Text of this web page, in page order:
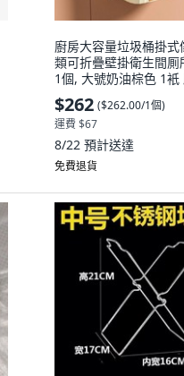
廚房大容量垃圾桶掛式
類可折疊壁掛衛生間厠
1個, 大號奶油棕色 1衹 壓圈卡袋
,2025新陞級翻蓋卡槽+
盒
$262 ($262.00/1個)
運費 $67
8/22 預計送達
免費退貨